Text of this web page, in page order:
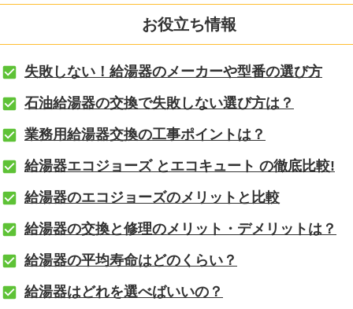
お役立ち情報
失敗しない！給湯器のメーカーや型番の選び方
石油給湯器の交換で失敗しない選び方は？
業務用給湯器交換の工事ポイントは？
給湯器エコジョーズ とエコキュート の徹底比較!
給湯器のエコジョーズのメリットと比較
給湯器の交換と修理のメリット・デメリットは？
給湯器の平均寿命はどのくらい？
給湯器はどれを選べばいいの？